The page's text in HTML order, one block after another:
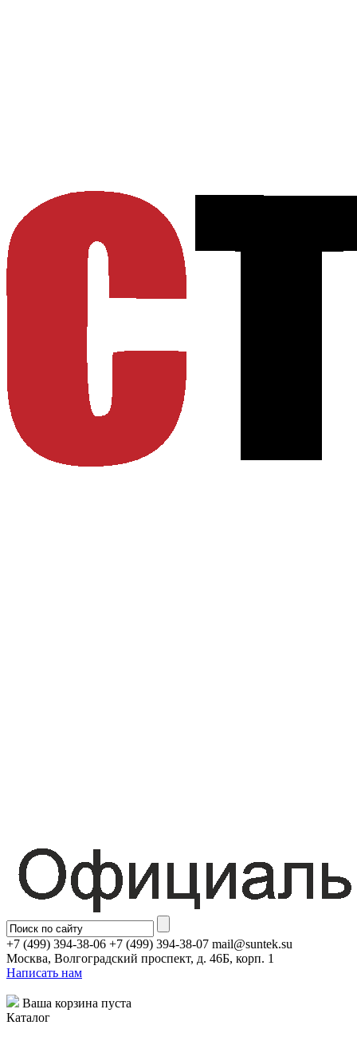
+7 (499) 394-38-06 +7 (499) 394-38-07 mail@suntek.su
Москва, Волгоградский проспект, д. 46Б, корп. 1
Написать нам
Ваша корзина пуста
Каталог